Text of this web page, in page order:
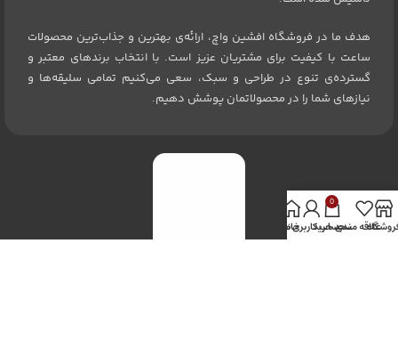
هدف ما در فروشگاه افشین واچ، ارائه‌ی بهترین و جذاب‌ترین محصولات
ساعت با کیفیت برای مشتریان عزیز است. با انتخاب برندهای معتبر و
گسترده‌ی تنوع در طراحی و سبک، سعی می‌کنیم تمامی سلیقه‌ها و
نیازهای شما را در محصولاتمان پوشش دهیم.
علاقه مندی
0
سبد خرید
حساب کاربری من
خانه